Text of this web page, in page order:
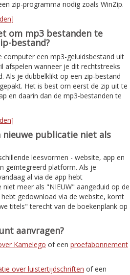
zip-programma nodig zoals WinZip.
om mp3 bestanden te
bestand?
computer een mp3-geluidsbestand uit
afspelen wanneer je dit rechtstreeks
Als je dubbelklikt op een zip-bestand
Het is best om eerst de zip uit te
en daarin dan de mp3-bestanden te
publicatie niet als
leesvormen - website, app en
geïntegreerd platform. Als je
al via de app hebt
meer als "NIEUW" aangeduid op de
gedownload via de website, komt
titels" terecht van de boekenplank op
aanvragen?
Kamelego of een proefabonnement
over luistertijdschriften of een